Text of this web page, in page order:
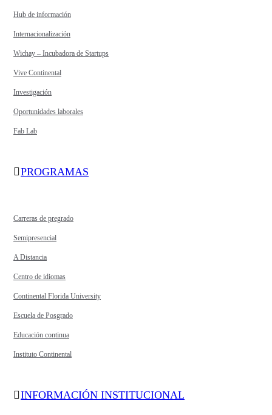
Hub de información
Internacionalización
Wichay – Incubadora de Startups
Vive Continental
Investigación
Oportunidades laborales
Fab Lab
PROGRAMAS
Carreras de pregrado
Semipresencial
A Distancia
Centro de idiomas
Continental Florida University
Escuela de Posgrado
Educación continua
Instituto Continental
INFORMACIÓN INSTITUCIONAL